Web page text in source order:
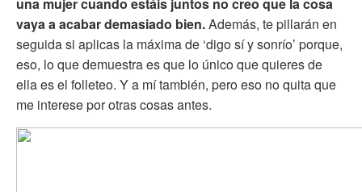
vaya a acabar demasiado bien.Además, te pillarán en
seguida si aplicas la máxima de ‘digo sí y sonrío’ porque,
eso, lo que demuestra es que lo único que quieres de
ella es el folleteo. Y a mí también, pero eso no quita que
me interese por otras cosas antes.